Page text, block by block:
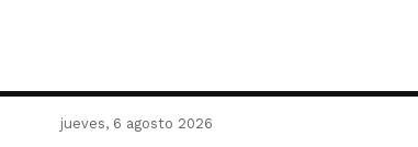
jueves, 6 agosto 2026